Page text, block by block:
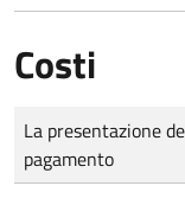
Costi
Tipo di pagamento
Importo
La presentazione
pagamento